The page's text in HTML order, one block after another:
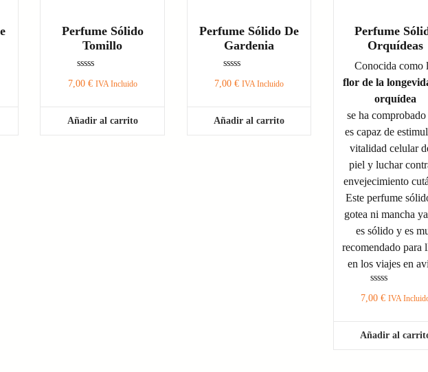
Perfume Sólido
Tomillo
con
7,00 € IVA Incluido
Añadir al carrito
Perfume Sólido De
Gardenia
con
7,00 € IVA Incluido
Añadir al carrito
Perfume
Orquídeas
Conocida como
flor de la
orquídea
se ha comprobado
es capaz de
vitalidad celular
piel y luchar
envejecimiento
Este perfume
gotea ni mancha
es sólido y es
recomendado para
en los viajes en
con
7,00€ IVA
Añadir al